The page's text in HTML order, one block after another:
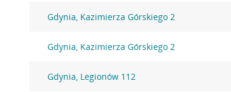
Gdynia, Kazimierza Górskiego 2
Gdynia, Kazimierza Górskiego 2
Gdynia, Legionów 112